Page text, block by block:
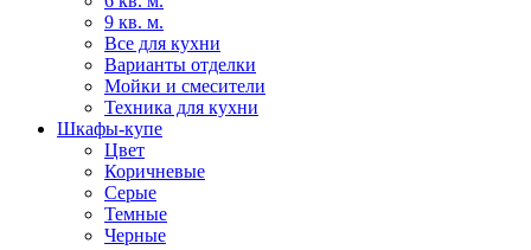
9 кв. м.
Все для кухни
Варианты отделки
Мойки и смесители
Техника для кухни
Шкафы-купе
Цвет
Коричневые
Серые
Темные
Черные